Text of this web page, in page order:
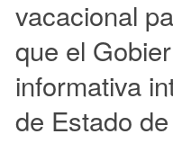
vacacional
que el
informativa
de Estado